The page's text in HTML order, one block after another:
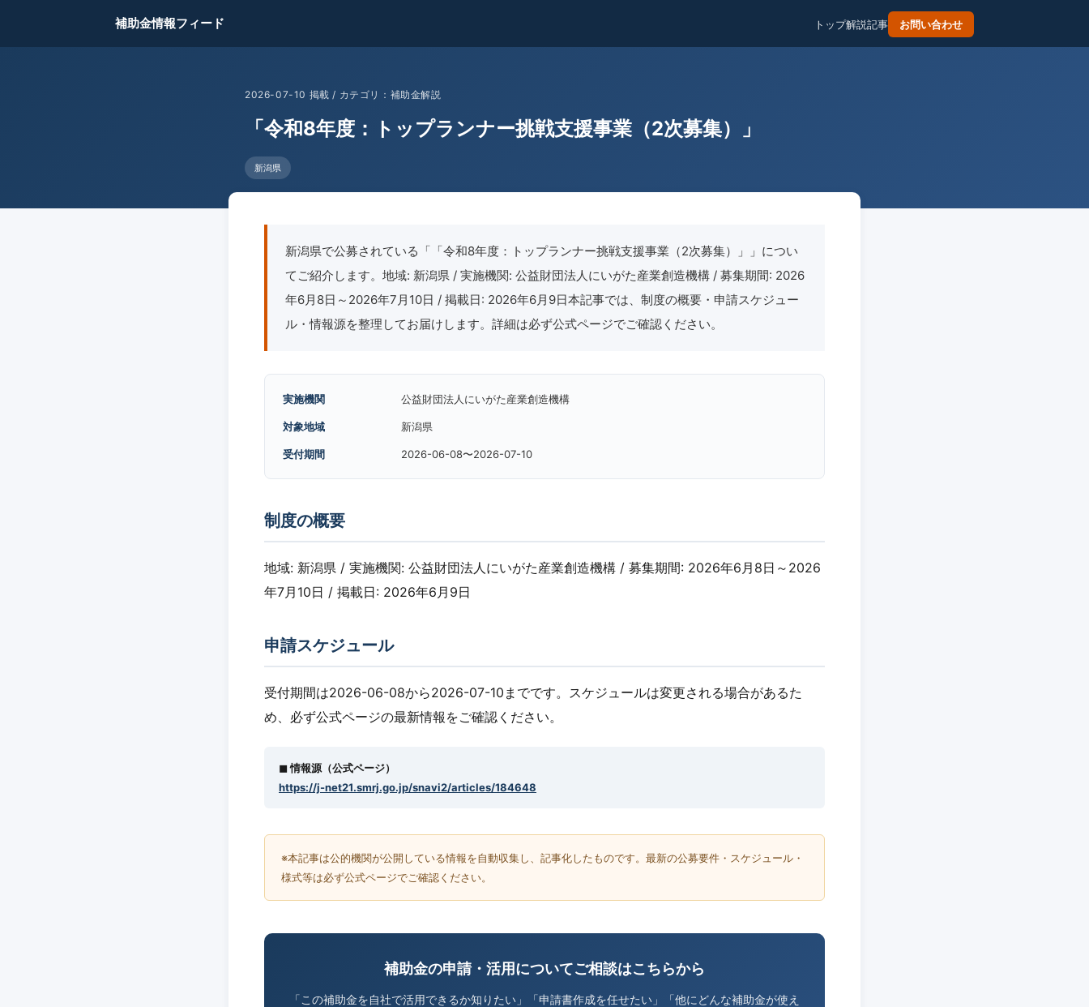
補助金情報フィード トップ解説記事 お問い合わせ
2026-07-10 掲載 / カテゴリ：補助金解説
「令和8年度：トップランナー挑戦支援事業（2次募集）」
新潟県
新潟県で公募されている「「令和8年度：トップランナー挑戦支援事業（2次募集）」」につい
てご紹介します。地域: 新潟県 / 実施機関: 公益財団法人にいがた産業創造機構 / 募集期間: 2026
年6月8日～2026年7月10日 / 掲載日: 2026年6月9日本記事では、制度の概要・申請スケジュー
ル・情報源を整理してお届けします。詳細は必ず公式ページでご確認ください。
実施機関 公益財団法人にいがた産業創造機構
対象地域 新潟県
受付期間 2026-06-08〜2026-07-10
制度の概要
地域: 新潟県 / 実施機関: 公益財団法人にいがた産業創造機構 / 募集期間: 2026年6月8日～2026
年7月10日 / 掲載日: 2026年6月9日
申請スケジュール
受付期間は2026-06-08から2026-07-10までです。スケジュールは変更される場合があるた
め、必ず公式ページの最新情報をご確認ください。
◼︎ 情報源（公式ページ）
https://j-net21.smrj.go.jp/snavi2/articles/184648
※本記事は公的機関が公開している情報を自動収集し、記事化したものです。最新の公募要件・スケジュール・
様式等は必ず公式ページでご確認ください。
補助金の申請・活用についてご相談はこちらから
「この補助金を自社で活用できるか知りたい」「申請書作成を任せたい」「他にどんな補助金が使え